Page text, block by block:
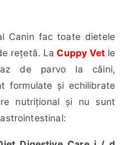
Canin fac toate dietele
rețetă. La Cuppy Vet le
de parvo la câini,
formulate și echilibrate
nutrițional și nu sunt